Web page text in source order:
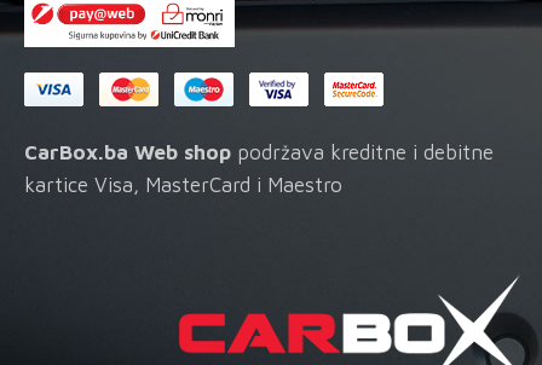
CarBox.ba Web shop podržava kreditne i debitne
kartice Visa, MasterCard i Maestro